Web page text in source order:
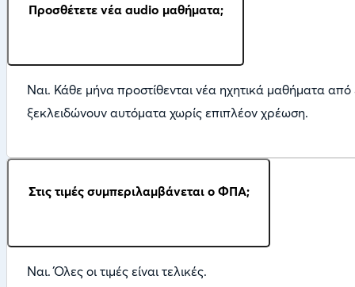
Προσθέτετε νέα audio μαθήματα;
Ναι. Κάθε μήνα προστίθενται νέα ηχητικά μαθήματα
ξεκλειδώνουν αυτόματα χωρίς επιπλέον χρέωση.
Στις τιμές συμπεριλαμβάνεται ο ΦΠΑ;
Ναι. Όλες οι τιμές είναι τελικές.